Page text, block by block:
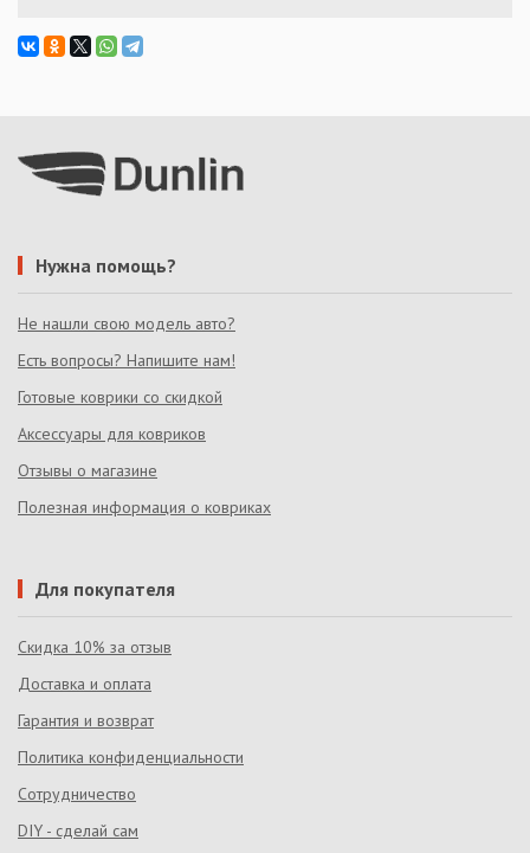
Нужна помощь?
Не нашли свою модель авто?
Есть вопросы? Напишите нам!
Готовые коврики со скидкой
Аксессуары для ковриков
Отзывы о магазине
Полезная информация о ковриках
Для покупателя
Скидка 10% за отзыв
Доставка и оплата
Гарантия и возврат
Политика конфиденциальности
Сотрудничество
DIY - сделай сам